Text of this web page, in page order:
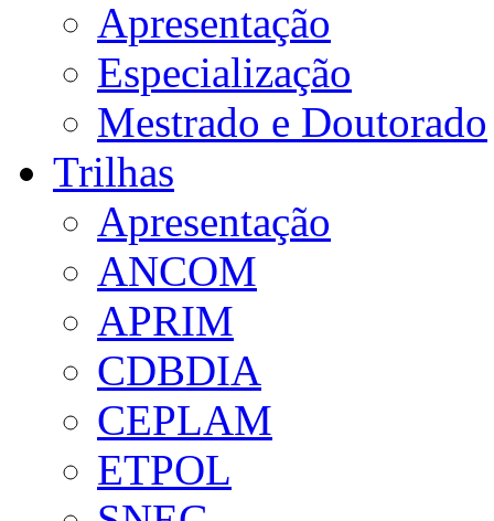
Apresentação
Especialização
Mestrado e Doutorado
Trilhas
Apresentação
ANCOM
APRIM
CDBDIA
CEPLAM
ETPOL